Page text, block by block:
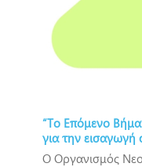
“Το Επόμενο
για την εισαγωγή
Ο Οργανισμός